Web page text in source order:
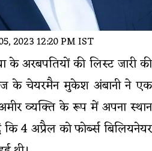
2023 12:20 PM IST
के अरबपतियों की लिस्ट जारी की
के चेयरमैन मुकेश अंबानी ने एक
व्यक्ति के रूप में अपना स्थान
4 अप्रैल को फोर्ब्स बिलियनेयर